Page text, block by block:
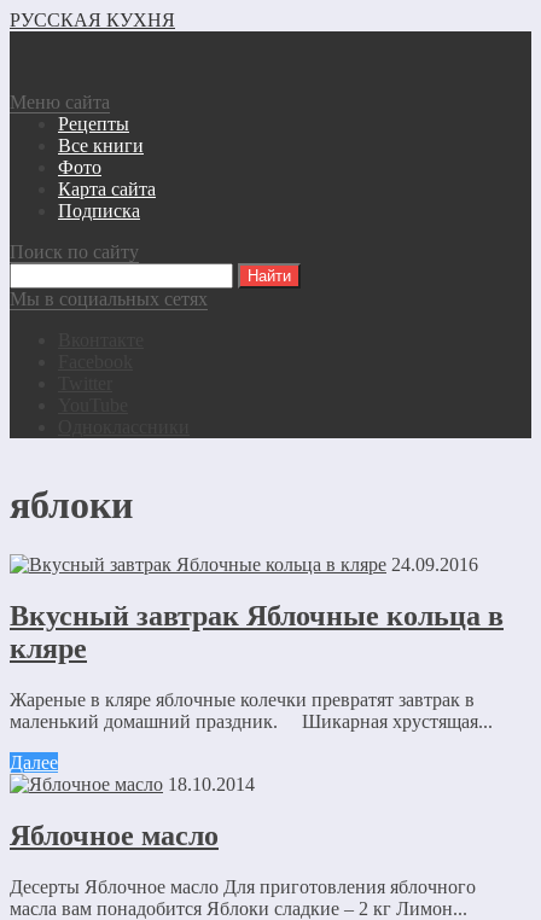
РУССКАЯ КУХНЯ
Меню сайта
Рецепты
Все книги
Фото
Карта сайта
Подписка
Поиск по сайту
Мы в социальных сетях
яблоки
24.09.2016
Вкусный завтрак Яблочные кольца в
кляре
Жареные в кляре яблочные колечки превратят завтрак в
маленький домашний праздник. Шикарная хрустящая...
Далее
18.10.2014
Яблочное масло
Десерты Яблочное масло Для приготовления яблочного
масла вам понадобится Яблоки сладкие – 2 кг Лимон...